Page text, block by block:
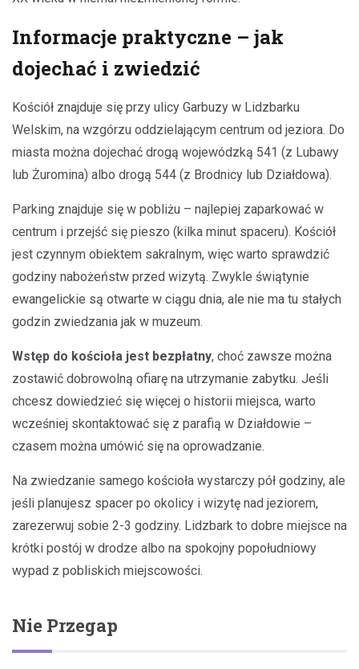
Informacje praktyczne – jak
dojechać i zwiedzić
Kościół znajduje się przy ulicy Garbuzy w Lidzbarku
Welskim, na wzgórzu oddzielającym centrum od jeziora. Do
miasta można dojechać drogą wojewódzką 541 (z Lubawy
lub Żuromina) albo drogą 544 (z Brodnicy lub Działdowa).
Parking znajduje się w pobliżu – najlepiej zaparkować w
centrum i przejść się pieszo (kilka minut spaceru). Kościół
jest czynnym obiektem sakralnym, więc warto sprawdzić
godziny nabożeństw przed wizytą. Zwykle świątynie
ewangelickie są otwarte w ciągu dnia, ale nie ma tu stałych
godzin zwiedzania jak w muzeum.
Wstęp do kościoła jest bezpłatny, choć zawsze można
zostawić dobrowolną ofiarę na utrzymanie zabytku. Jeśli
chcesz dowiedzieć się więcej o historii miejsca, warto
wcześniej skontaktować się z parafią w Działdowie –
czasem można umówić się na oprowadzanie.
Na zwiedzanie samego kościoła wystarczy pół godziny, ale
jeśli planujesz spacer po okolicy i wizytę nad jeziorem,
zarezerwuj sobie 2-3 godziny. Lidzbark to dobre miejsce na
krótki postój w drodze albo na spokojny popołudniowy
wypad z pobliskich miejscowości.
Nie Przegap